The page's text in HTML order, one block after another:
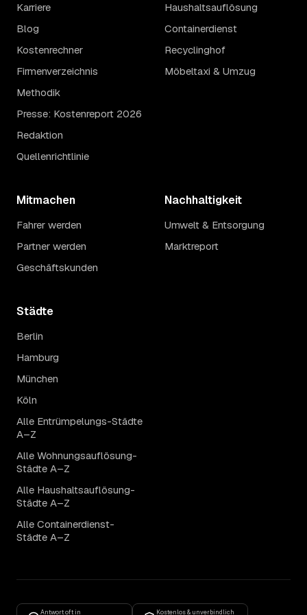
Karriere
Blog
Kostenrechner
Firmenverzeichnis
Methodik
Presse: Kostenreport 2026
Redaktion
Quellenrichtlinie
Haushaltsauflösung
Containerdienst
Recyclinghof
Möbeltaxi & Umzug
Mitmachen
Fahrer werden
Partner werden
Geschäftskunden
Nachhaltigkeit
Umwelt & Entsorgung
Marktreport
Städte
Berlin
Hamburg
München
Köln
Alle Entrümpelungs-Städte
A–Z
Alle Wohnungsauflösung-
Städte A–Z
Alle Haushaltsauflösung-
Städte A–Z
Alle Containerdienst-
Städte A–Z
Antwort oft in Kostenlos & unverbindlich